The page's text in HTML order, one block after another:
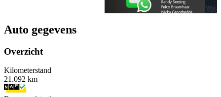
Auto gegevens
Overzicht
Kilometerstand
21.092 km